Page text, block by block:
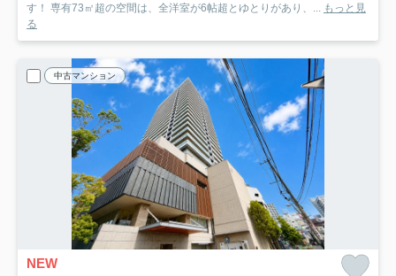
す！ 専有73㎡超の空間は、全洋室が6帖超とゆとりがあり、... もっと見
る
中古マンション
NEW